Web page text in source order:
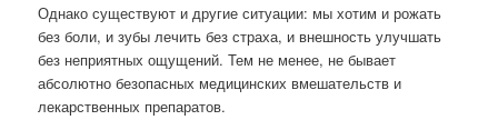
Однако существуют и другие ситуации: мы хотим и рожать
без боли, и зубы лечить без страха, и внешность улучшать
без неприятных ощущений. Тем не менее, не бывает
абсолютно безопасных медицинских вмешательств и
лекарственных препаратов.